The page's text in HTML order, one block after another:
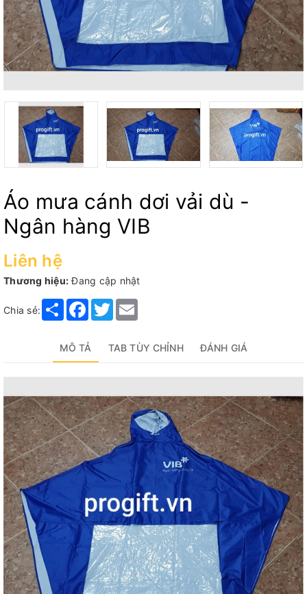
Áo mưa cánh dơi vải dù -
Ngân hàng VIB
Liên hệ
Thương hiệu: Đang cập nhật
Chia sẻ: Share Facebook
Twitter
MÔ TẢ TAB TÙY CHỈNH ĐÁNH GIÁ